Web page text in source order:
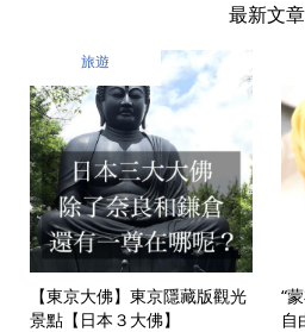
最新文章
旅遊
【東京大佛】東京隱藏版觀光
景點【日本３大佛】
“
自